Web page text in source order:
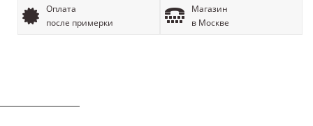
Оплата
после примерки
Магазин
в Москве